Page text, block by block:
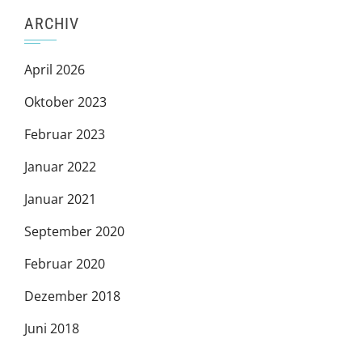
ARCHIV
April 2026
Oktober 2023
Februar 2023
Januar 2022
Januar 2021
September 2020
Februar 2020
Dezember 2018
Juni 2018